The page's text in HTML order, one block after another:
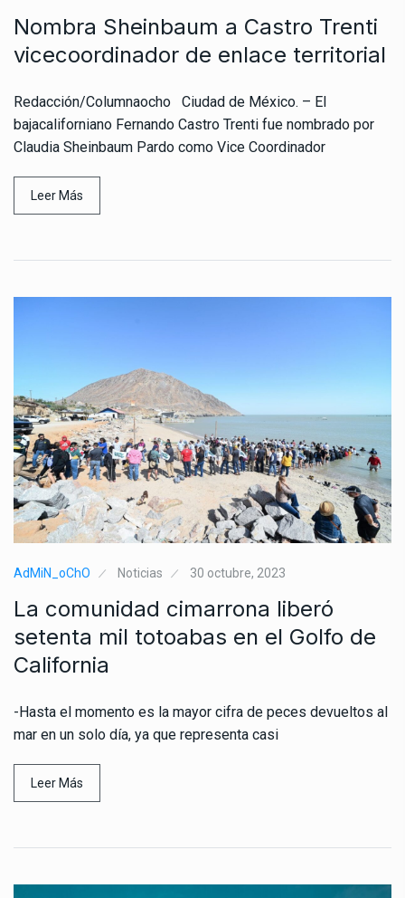
Nombra Sheinbaum a Castro Trenti
vicecoordinador de enlace territorial
Redacción/Columnaocho Ciudad de México. – El
bajacaliforniano Fernando Castro Trenti fue nombrado por
Claudia Sheinbaum Pardo como Vice Coordinador
Leer Más
AdMiN_oChO Noticias 30 octubre, 2023
La comunidad cimarrona liberó
setenta mil totoabas en el Golfo de
California
-Hasta el momento es la mayor cifra de peces devueltos al
mar en un solo día, ya que representa casi
Leer Más